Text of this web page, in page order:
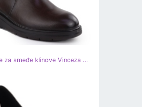
Ženske čizme za smeđe klinove Vinceza 26-58557 smeđa